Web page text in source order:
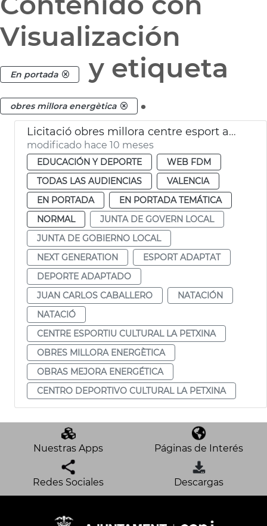
Visualización
En portada y etiqueta
obres millora energètica .
Licitació obres millora centre esport adaptat i natació La Petxina València
modificado hace 10 meses
EDUCACIÓN Y DEPORTE
WEB FDM
TODAS LAS AUDIENCIAS
VALENCIA
EN PORTADA
EN PORTADA TEMÁTICA
NORMAL
JUNTA DE GOVERN LOCAL
JUNTA DE GOBIERNO LOCAL
NEXT GENERATION
ESPORT ADAPTAT
DEPORTE ADAPTADO
JUAN CARLOS CABALLERO
NATACIÓN
NATACIÓ
CENTRE ESPORTIU CULTURAL LA PETXINA
OBRES MILLORA ENERGÈTICA
OBRAS MEJORA ENERGÉTICA
CENTRO DEPORTIVO CULTURAL LA PETXINA
Nuestras Apps Páginas de Interés
Redes Sociales Descargas